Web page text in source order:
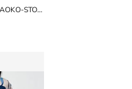
Sukienka na wiosnę NAOKO-STORE.pl